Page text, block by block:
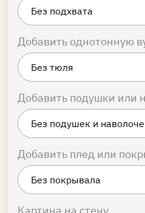
Добавить однотонную
Добавить подушки или
Добавить плед или
Картина на стену